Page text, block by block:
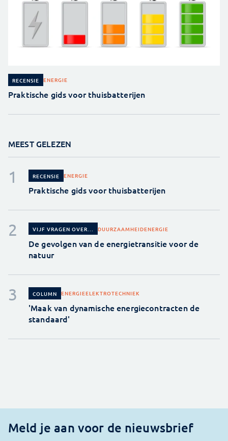
RECENSIE ENERGIE
Praktische gids voor thuisbatterijen
MEEST GELEZEN
RECENSIE ENERGIE
Praktische gids voor thuisbatterijen
VIJF VRAGEN OVER... DUURZAAMHEIDENERGIE
De gevolgen van de energietransitie voor de
natuur
COLUMN ENERGIEELEKTROTECHNIEK
'Maak van dynamische energiecontracten de
standaard'
Meld je aan voor de nieuwsbrief